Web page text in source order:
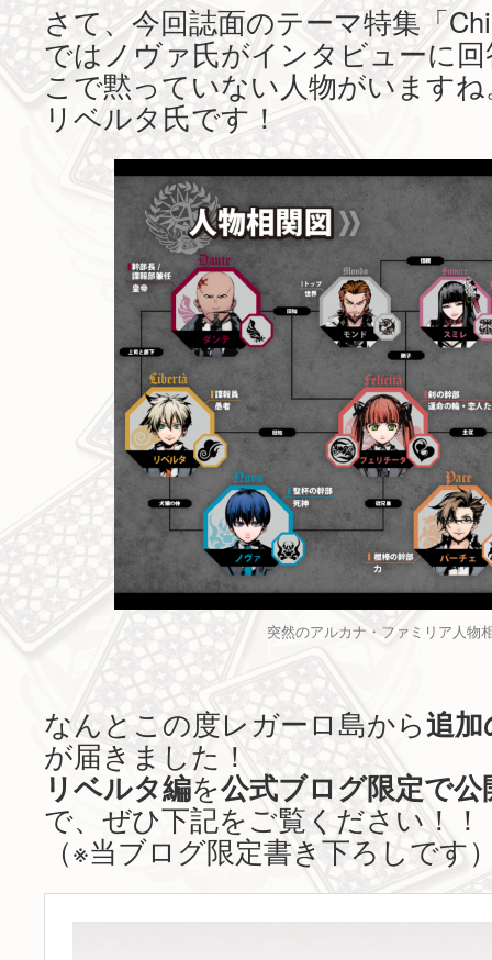
さて、今回誌面のテーマ特集「
ではノヴァ氏がインタビューに
こで黙っていない人物がいます
リベルタ氏です！
突然のアルカナ・ファミリア人物
なんとこの度レガーロ島から追
が届きました！
リベルタ編を公式ブログ限定で公
で、ぜひ下記をご覧ください！！
（※当ブログ限定書き下ろしです